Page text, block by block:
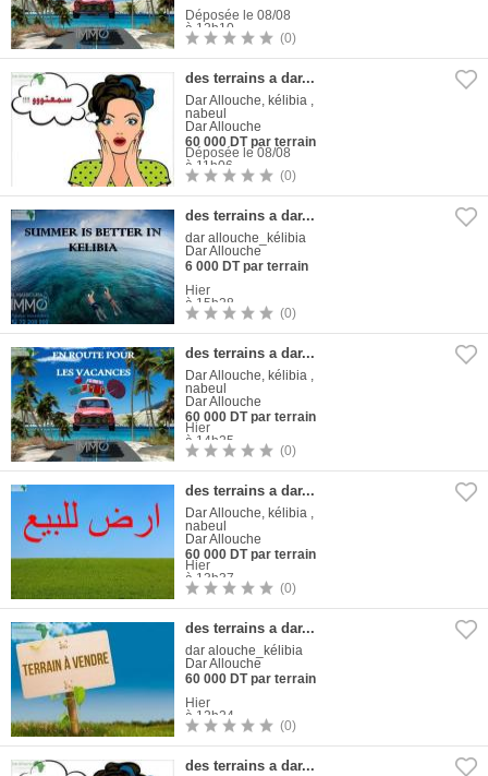
Déposée le 08/08
à 12h10
(0)
des terrains a dar...
Déposée le 08/08
à 11h06
Dar Allouche, kélibia ,
nabeul
Dar Allouche
60 000 DT par terrain
(0)
des terrains a dar...
Hier
à 15h28
dar allouche_kélibia
Dar Allouche
6 000 DT par terrain
(0)
des terrains a dar...
Hier
à 14h25
Dar Allouche, kélibia ,
nabeul
Dar Allouche
60 000 DT par terrain
(0)
des terrains a dar...
Hier
à 13h37
Dar Allouche, kélibia ,
nabeul
Dar Allouche
60 000 DT par terrain
(0)
des terrains a dar...
Hier
à 12h24
dar alouche_kélibia
Dar Allouche
60 000 DT par terrain
(0)
des terrains a dar...